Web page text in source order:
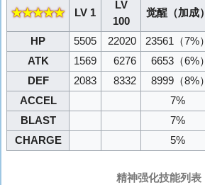
★★★★★ LV 1
LV
100
觉醒（加成）
HP
5505 22020 23561 （7%）
ATK
1569 6276 6653 （6%）
DEF
2083 8332 8999 （8%）
ACCEL
7%
BLAST
7%
CHARGE
5%
精神强化技能列表